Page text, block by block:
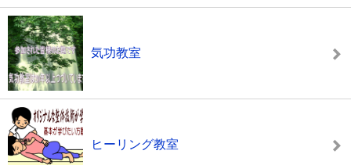
気功教室
ヒーリング教室